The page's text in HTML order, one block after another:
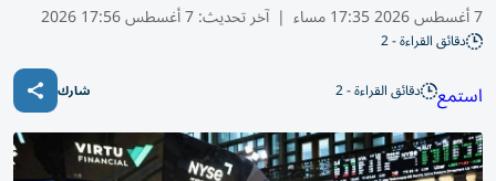
7 أغسطس 2026 17:35 مساء | آخر تحديث:7 أغسطس 17:56 2026
دقائق القراءة - 2
استمع دقائق القراءة - 2 شارك